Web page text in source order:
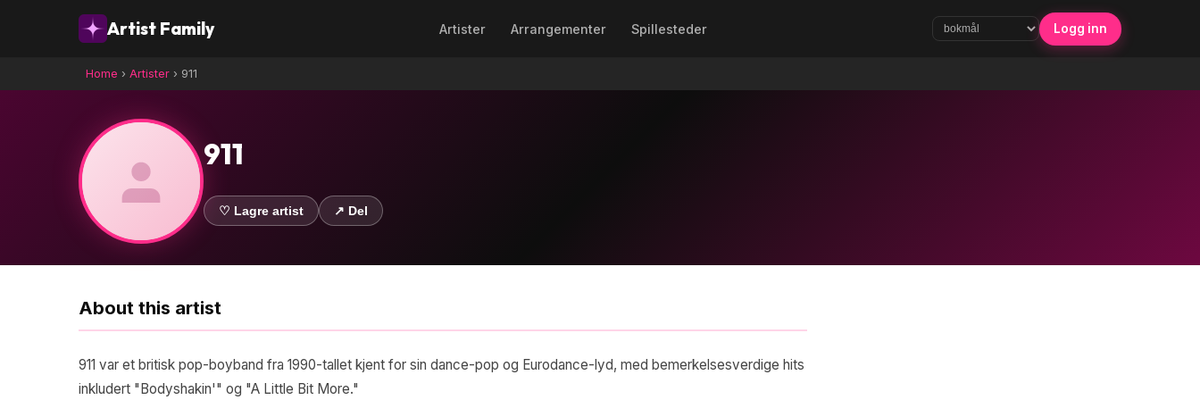
Artist Family Artister Arrangementer Spillesteder Logg inn
Home › Artister › 911
911
♡ Lagre artist ↗ Del
About this artist
911 var et britisk pop-boyband fra 1990-tallet kjent for sin dance-pop og Eurodance-lyd, med bemerkelsesverdige hits
inkludert "Bodyshakin'" og "A Little Bit More."